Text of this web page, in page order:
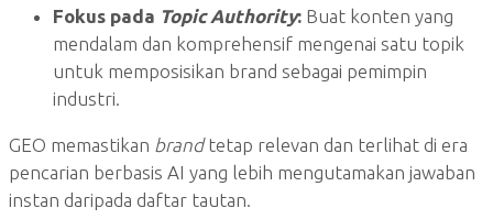
Fokus pada Topic Authority: Buat konten yang
mendalam dan komprehensif mengenai satu topik
untuk memposisikan brand sebagai pemimpin
industri.
GEO memastikan brandtetap relevan dan terlihat di era
pencarian berbasis AI yang lebih mengutamakan jawaban
instan daripada daftar tautan.